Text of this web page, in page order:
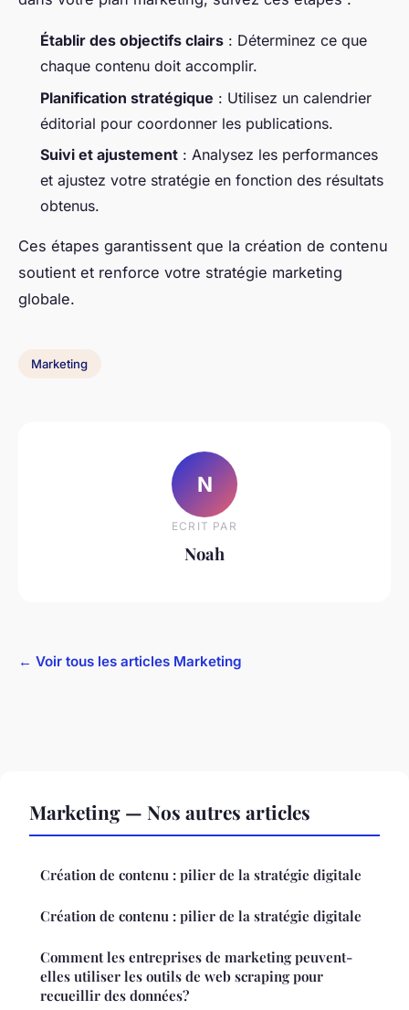
Établir des objectifs clairs : Déterminez ce que
chaque contenu doit accomplir.
Planification stratégique : Utilisez un calendrier
éditorial pour coordonner les publications.
Suivi et ajustement : Analysez les performances
et ajustez votre stratégie en fonction des résultats
obtenus.
Ces étapes garantissent que la création de contenu
soutient et renforce votre stratégie marketing
globale.
Marketing
N
ECRIT PAR
Noah
← Voir tous les articles Marketing
Marketing — Nos autres articles
Création de contenu : pilier de la stratégie digitale
Création de contenu : pilier de la stratégie digitale
Comment les entreprises de marketing peuvent-
elles utiliser les outils de web scraping pour
recueillir des données?